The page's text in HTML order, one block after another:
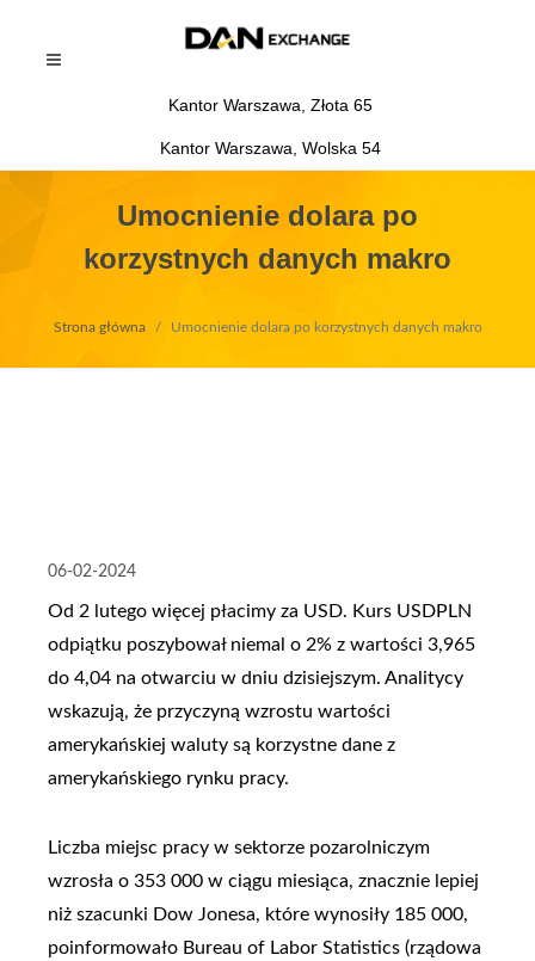
Kantor Warszawa, Złota 65
Kantor Warszawa, Wolska 54
Umocnienie dolara po
korzystnych danych makro
Strona główna Umocnienie dolara po korzystnych danych makro
06-02-2024
Od 2 lutego więcej płacimy za USD. Kurs USDPLN
odpiątku poszybował niemal o 2% z wartości 3,965
do 4,04 na otwarciu w dniu dzisiejszym. Analitycy
wskazują, że przyczyną wzrostu wartości
amerykańskiej waluty są korzystne dane z
amerykańskiego rynku pracy.
Liczba miejsc pracy w sektorze pozarolniczym
wzrosła o 353 000 w ciągu miesiąca, znacznie lepiej
niż szacunki Dow Jonesa, które wynosiły 185 000,
poinformowało Bureau of Labor Statistics (rządowa